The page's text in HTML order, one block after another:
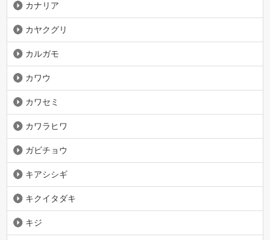
カナリア
カヤクグリ
カルガモ
カワウ
カワセミ
カワラヒワ
ガビチョウ
キアシシギ
キクイタダキ
キジ